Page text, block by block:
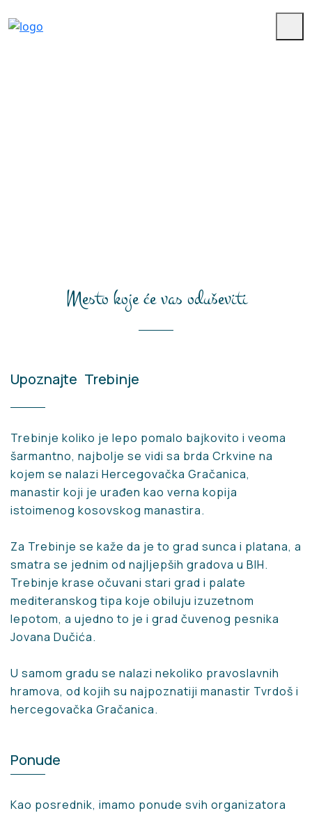
Mesto koje će vas oduševiti
Upoznajte Trebinje
Trebinje koliko je lepo pomalo bajkovito i veoma
šarmantno, najbolje se vidi sa brda Crkvine na
kojem se nalazi Hercegovačka Gračanica,
manastir koji je urađen kao verna kopija
istoimenog kosovskog manastira.
Za Trebinje se kaže da je to grad sunca i platana, a
smatra se jednim od najljepših gradova u BIH.
Trebinje krase očuvani stari grad i palate
mediteranskog tipa koje obiluju izuzetnom
lepotom, a ujedno to je i grad čuvenog pesnika
Jovana Dučića.
U samom gradu se nalazi nekoliko pravoslavnih
hramova, od kojih su najpoznatiji manastir Tvrdoš i
hercegovačka Gračanica.
Ponude
Kao posrednik, imamo ponude svih organizatora